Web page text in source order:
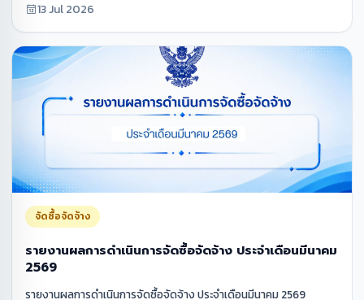
13 Jul 2026
จัดซื้อจัดจ้าง
รายงานผลการดำเนินการจัดซื้อจัดจ้าง ประจำเดือนมีนาคม
2569
รายงานผลการดำเนินการจัดซื้อจัดจ้าง ประจำเดือนมีนาคม 2569